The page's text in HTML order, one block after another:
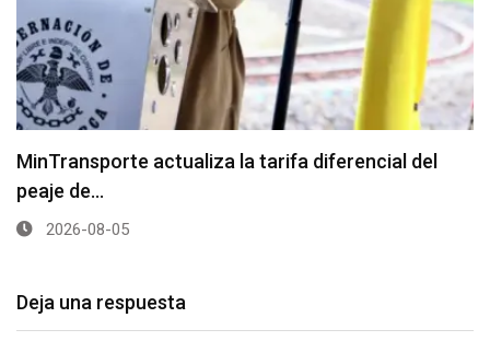
MinTransporte actualiza la tarifa diferencial del
peaje de…
2026-08-05
Deja una respuesta